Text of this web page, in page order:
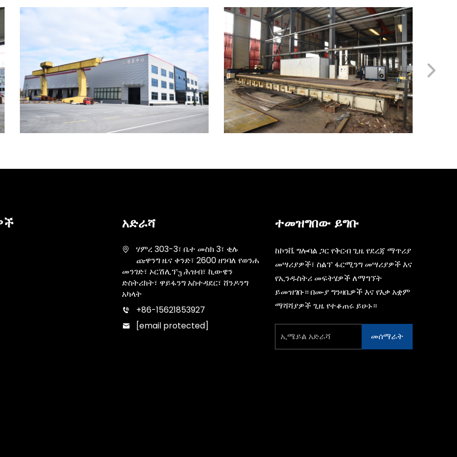
አድራሻ
ሃምረ 303-3፣ ቤተ መስክ 3፣ ቂሉ
ጩዋንግ ዜና ቀንድ፣ 2600 ዘንባለ የወንሐ
መንገድ፣ ኦርሽሊፕუ ሕዝብ፣ ኪውዌን
ድስትሪክት፣ ዋይፋንግ አስተዳደር፣ ሸንዶንግ
አካላት
+86-15621853927
[email protected]
ተመዝግበው ይግቡ
ከኮንቬ ግሎባል ጋር የቅርብ ጊዜ የደረጃ ማጥሪያ
መሣሪያዎች፣ ስልፕ ፋርሚንግ መሣሪያዎች እና
የኢንዱስትሪ መፍትሄዎች ለማግኘት
ይመዝገቡ። በሙያ ግንዛቤዎች እና የእቃ አቋም
ማሻሻያዎች ጊዜ የተቆጠሩ ይሁኑ።
መሰማራት